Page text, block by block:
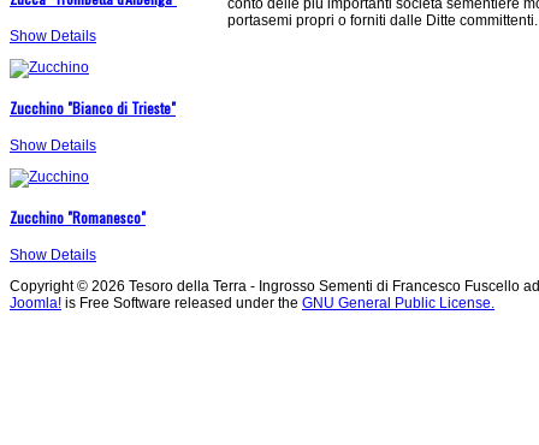
Show Details
Zucchino "Bianco di Trieste"
Show Details
Zucchino "Romanesco"
Show Details
conto delle più importanti società sementiere
portasemi propri o forniti dalle Ditte committenti.
Copyright © 2026 Tesoro della Terra - Ingrosso Sementi di Francesco Fuscello
Joomla! is Free Software released under the GNU General Public License.